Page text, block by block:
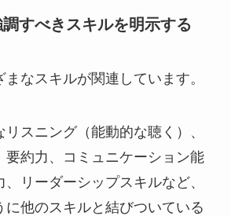
すべきスキルを明示する
なスキルが関連しています。
スニング（能動的な聴く）、
要約力、コミュニケーション能
リーダーシップスキルなど、
に他のスキルと結びついている